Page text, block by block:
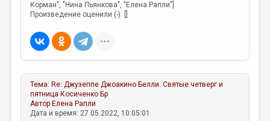
Корман", "Нина Пьянкова", "Елена Рапли"]
Произведение оценили (-): []
Тема: Re: Джузеппе Джоакино Белли. Святые четверг и
пятница Косиченко Бр
Автор Елена Рапли
Дата и время: 27.05.2022, 10:05:01